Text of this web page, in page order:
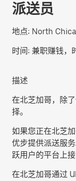
派送员
地点: North
时间: 兼职赚钱，
描述
在北芝加哥，除
择。
如果您正在北芝
优步提供派送服
跃用户的平台上
在北芝加哥通过